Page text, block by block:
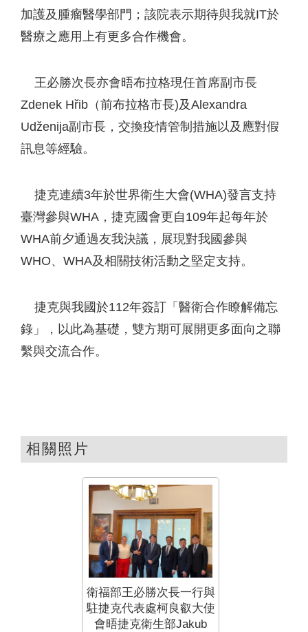
加護及腫瘤醫學部門；該院表示期待與我就IT於
醫療之應用上有更多合作機會。
王必勝次長亦會晤布拉格現任首席副市長
Zdenek Hřib（前布拉格市長)及Alexandra
Udženija副市長，交換疫情管制措施以及應對假
訊息等經驗。
捷克連續3年於世界衛生大會(WHA)發言支持
臺灣參與WHA，捷克國會更自109年起每年於
WHA前夕通過友我決議，展現對我國參與
WHO、WHA及相關技術活動之堅定支持。
捷克與我國於112年簽訂「醫衛合作瞭解備忘
錄」，以此為基礎，雙方期可展開更多面向之聯
繫與交流合作。
相關照片
衛福部王必勝次長一行與
駐捷克代表處柯良叡大使
會晤捷克衛生部Jakub